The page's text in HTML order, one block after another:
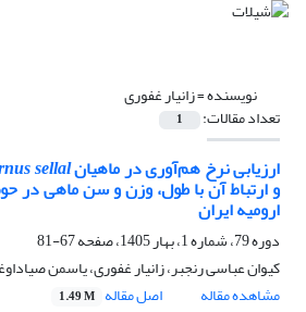
نویسنده =زانیار غفوری
تعداد مقالات: 1
ارزیابی نرخ هم‌آوری در ماهیانsellal
و ارتباط آن با طول، وزن و سن ماهی در
ارومیه ایران
دوره 79، شماره 1، بهار 1405، صفحه
67-81
کیوان عباسی رنجبر، زانیار غفوری، یاسمن
مشاهده مقاله
اصل مقاله 1.49 M